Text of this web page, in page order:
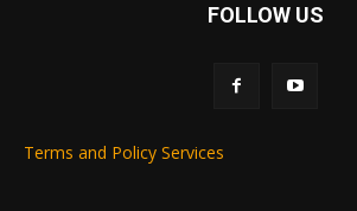
FOLLOW US
Terms and Policy Services